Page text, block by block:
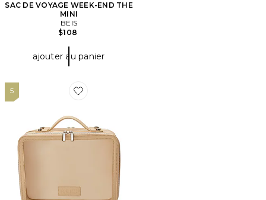
SAC DE VOYAGE WEEK-END THE
MINI
BEIS
$108
ajouter au panier
5
Favorite POCHETTE À COSMÉTIQUE LARGE TWIN